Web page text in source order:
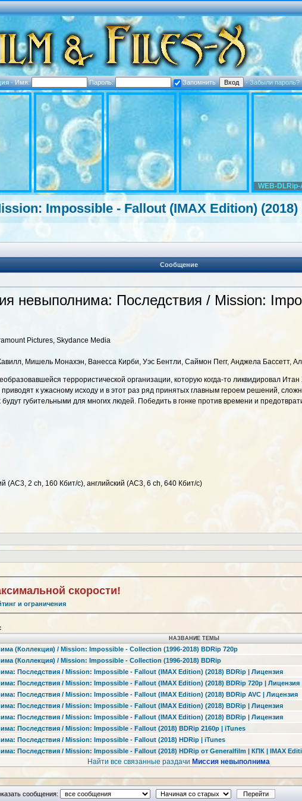
·Имя: Пароль: Запомнить ·Забыли пароль?
WEB-DLRip-
Impossible - Fallout (IMAX Edition)
Сообщение
невыполнима: Последствия / Mission:
Pictures, Skydance Media
Мишель Монахэн, Ванесса Кирби, Уэс Бентли, Саймон Пегг, Анджела Бассетт,
террористической организации, которую когда-то ликвидировал
к ужасному исходу и в этот раз ряд принятых главным героем решений,
губительными для многих людей. Победить в гонке против времени и
(AC3, 2 ch, 160 Кбит/c), английский (AC3, 6 ch, 640 Кбит/с)
скорости!
и ограничения
НАЗВАНИЕ ТЕМЫ
(Коллекция) / Mission: Impossible - Collection (1996-2018) BDRip 720p
(Коллекция) / Mission: Impossible - Collection (1996-2018) BDRip
Последствия / Mission: Impossible - Fallout (IMAX Edition) (2018) BDRip | Лицензия
Последствия / Mission: Impossible - Fallout (IMAX Edition) (2018) BDRip 720p | Лицензия
Последствия / Mission: Impossible - Fallout (IMAX Edition) (2018) BDRip AVC | Лицензия
Последствия / Mission: Impossible - Fallout (IMAX Edition) (2018) BDRip | Лицензия
Последствия / Mission: Impossible - Fallout (IMAX Edition) (2018) BDRip | Лицензия
Последствия / Mission: Impossible - Fallout (2018) BDRip 2160p | iTunes
Последствия / Mission: Impossible - Fallout (2018) HDRip | iTunes
Последствия / Mission: Impossible - Fallout (2018) HDRip от Generalfilm | КПК | IMAX
Найти все связанные раздачи Миссия невыполнима
сообщения: